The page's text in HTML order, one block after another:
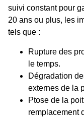
suivi constant pour
20 ans ou plus, les
tels que :
Rupture des
le temps.
Dégradation
externes de la
Ptose de la
remplacement